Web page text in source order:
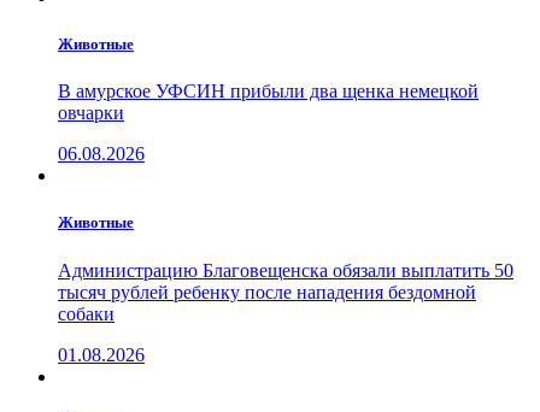
Животные
В амурское УФСИН прибыли два щенка немецкой
овчарки
06.08.2026
Животные
Администрацию Благовещенска обязали выплатить 50
тысяч рублей ребенку после нападения бездомной
собаки
01.08.2026